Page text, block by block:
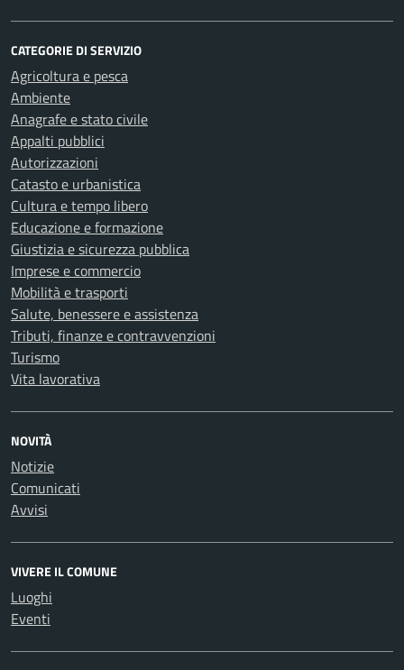
CATEGORIE DI SERVIZIO
Agricoltura e pesca
Ambiente
Anagrafe e stato civile
Appalti pubblici
Autorizzazioni
Catasto e urbanistica
Cultura e tempo libero
Educazione e formazione
Giustizia e sicurezza pubblica
Imprese e commercio
Mobilità e trasporti
Salute, benessere e assistenza
Tributi, finanze e contravvenzioni
Turismo
Vita lavorativa
NOVITÀ
Notizie
Comunicati
Avvisi
VIVERE IL COMUNE
Luoghi
Eventi